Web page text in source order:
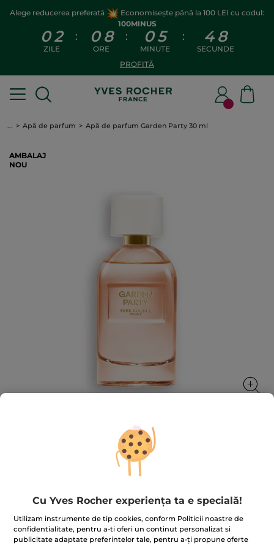
Alege reducerea preferată
Economisește până la 100 LEI cu codul:
100MINUS
0 2
ZILE
: 0 8
ORE
: 0 5
MINUTE
: 4 8
SECUNDE
PROFITĂ
... Apă de parfum Apă de parfum Garden Party 30 ml
AMBALAJ
NOU
Apă de parfum Garden Party 30 ml
valoare
evaluare
STOC EPUIZAT
Cu Yves Rocher experiența ta e specială!
Utilizam instrumente de tip cookies, conform Politicii noastre de
confidentialitate, pentru a-ti oferi un continut personalizat si
publicitate adaptate preferintelor tale, pentru a-ți propune oferte